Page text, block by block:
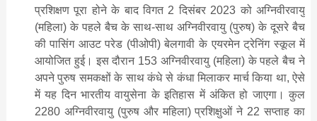
प्रशिक्षण पूरा होने के बाद विगत 2 दिसंबर 2023 को अग्निवीरवायु
(महिला) के पहले बैच के साथ-साथ अग्निवीरवायु (पुरुष) के दूसरे बैच
की पासिंग आउट परेड (पीओपी) बेलगावी के एयरमेन ट्रेनिंग स्कूल में
आयोजित हुई। इस दौरान 153 अग्निवीरवायु (महिला) के पहले बैच ने
अपने पुरुष समकक्षों के साथ कंधे से कंधा मिलाकर मार्च किया था, ऐसे
में यह दिन भारतीय वायुसेना के इतिहास में अंकित हो जाएगा। कुल
2280 अग्निवीरवायु (पुरुष और महिला) प्रशिक्षुओं ने 22 सप्ताह का